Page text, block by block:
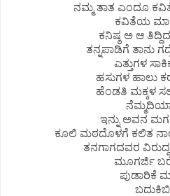
ನಮ್ಮ ತಾತ ಎಂದೂ
ಕವಿತೆಯ
ಕನಿಷ್ಠ ಅ ಆ
ತನ್ನಪಾಡಿಗೆ ತಾನು
ಎತ್ತುಗಳ
ಹಸುಗಳ ಹಾಲು
ಹೆಂಡತಿ ಮಕ್ಕಳ
ಇನ್ನು ಅವನ ಮಗ
ಕೂಲಿ ಮಠದೊಳಗೆ ಕಲಿತ
ತನಗಾಗದವರ
ಮೂಗರ್ಜಿ
ಪುಡಾರಿಕೆ